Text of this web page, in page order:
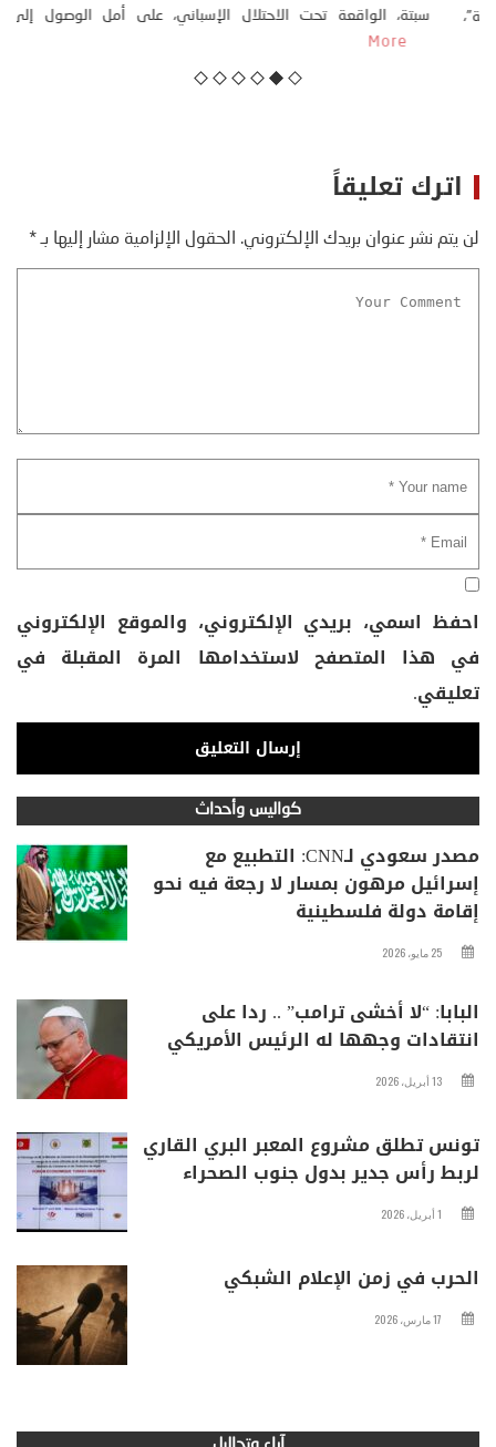
كتب: منذر بالضيافي بدأت قصتي مع التغييرات المناخية ” المتطرفة”،
منذ نهاية ثمانينات القرن الماضي، حين أطردنا ...
اترك تعليقاً
لن يتم نشر عنوان بريدك الإلكتروني. الحقول الإلزامية مشار إليها بـ*
احفظ اسمي، بريدي الإلكتروني، والموقع الإلكتروني
في هذا المتصفح لاستخدامها المرة المقبلة في
تعليقي.
كواليس وأحداث
مصدر سعودي لـCNN: التطبيع مع
إسرائيل مرهون بمسار لا رجعة فيه نحو
إقامة دولة فلسطينية
25 مايو، 2026
البابا: “لا أخشى ترامب” .. ردا على
انتقادات وجهها له الرئيس الأمريكي
13 أبريل، 2026
تونس تطلق مشروع المعبر البري القاري
لربط رأس جدير بدول جنوب الصحراء
1 أبريل، 2026
الحرب في زمن الإعلام الشبكي
17 مارس، 2026